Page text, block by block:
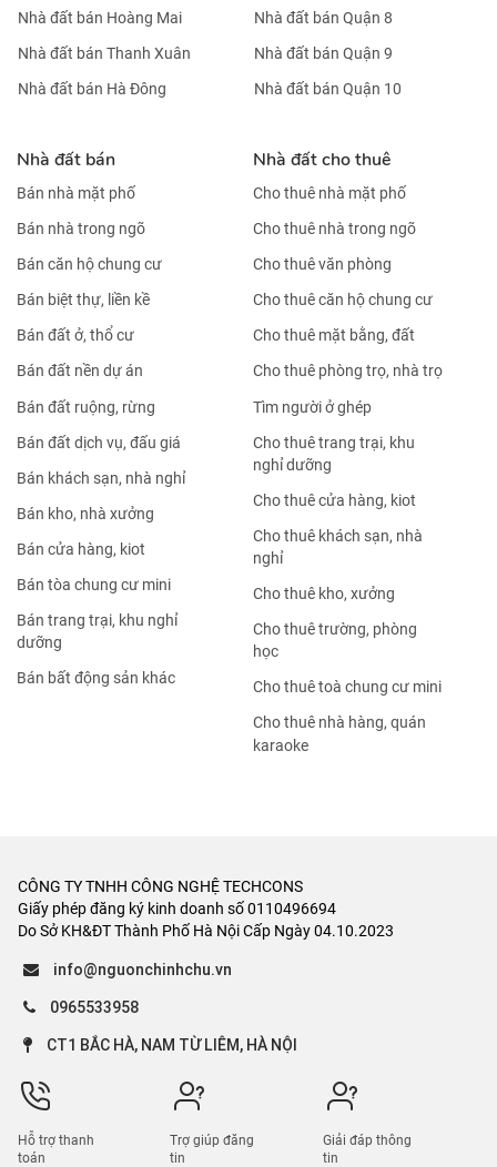
Nhà đất bán Hoàng Mai
Nhà đất bán Thanh Xuân
Nhà đất bán Hà Đông
Nhà đất bán Quận 8
Nhà đất bán Quận 9
Nhà đất bán Quận 10
Nhà đất bán
Bán nhà mặt phố
Bán nhà trong ngõ
Bán căn hộ chung cư
Bán biệt thự, liền kề
Bán đất ở, thổ cư
Bán đất nền dự án
Bán đất ruộng, rừng
Bán đất dịch vụ, đấu giá
Bán khách sạn, nhà nghỉ
Bán kho, nhà xưởng
Bán cửa hàng, kiot
Bán tòa chung cư mini
Bán trang trại, khu nghỉ
dưỡng
Bán bất động sản khác
Nhà đất cho thuê
Cho thuê nhà mặt phố
Cho thuê nhà trong ngõ
Cho thuê văn phòng
Cho thuê căn hộ chung cư
Cho thuê mặt bằng, đất
Cho thuê phòng trọ, nhà trọ
Tìm người ở ghép
Cho thuê trang trại, khu
nghỉ dưỡng
Cho thuê cửa hàng, kiot
Cho thuê khách sạn, nhà
nghỉ
Cho thuê kho, xưởng
Cho thuê trường, phòng
học
Cho thuê toà chung cư mini
Cho thuê nhà hàng, quán
karaoke
CÔNG TY TNHH CÔNG NGHỆ TECHCONS
Giấy phép đăng ký kinh doanh số 0110496694
Do Sở KH&ĐT Thành Phố Hà Nội Cấp Ngày 04.10.2023
info@nguonchinhchu.vn
0965533958
CT1 BẮC HÀ, NAM TỪ LIÊM, HÀ NỘI
Hỗ trợ thanh
toán
Trợ giúp đăng
tin
Giải đáp thông
tin